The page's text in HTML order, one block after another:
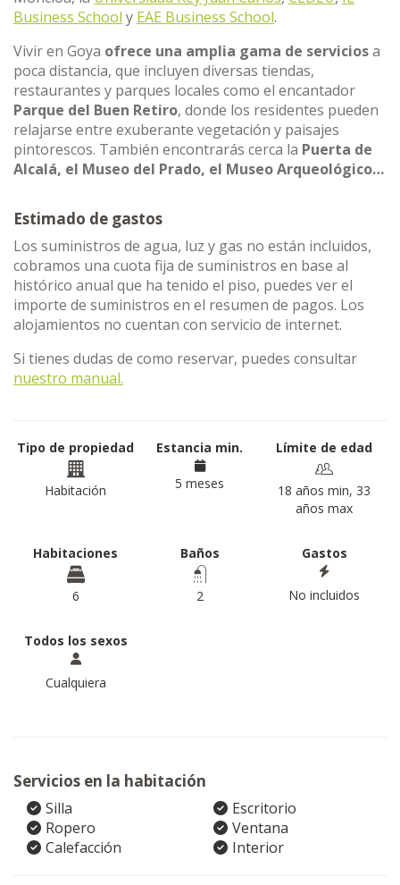
Business School y EAE Business School.
Vivir en Goya ofrece una amplia gama de serviciosa
poca distancia, que incluyen diversas tiendas,
restaurantes y parques locales como el encantador
Parque del Buen Retiro, donde los residentes pueden
relajarse entre exuberante vegetación y paisajes
pintorescos. También encontrarás cerca la Puerta de
Alcalá, el Museo del Prado, el Museo Arqueológico…
Estimado de gastos
Los suministros de agua, luz y gas no están incluidos,
cobramos una cuota fija de suministros en base al
histórico anual que ha tenido el piso, puedes ver el
importe de suministros en el resumen de pagos. Los
alojamientos no cuentan con servicio de internet.
Si tienes dudas de como reservar, puedes consultar
nuestro manual.
Tipo de propiedad
Habitación
Estancia min.
5 meses
Límite de edad
18 años min, 33
años max
Habitaciones
6
Baños
2
Gastos
No incluidos
Todos los sexos
Cualquiera
Servicios en la habitación
Silla
Escritorio
Ropero
Ventana
Calefacción
Interior